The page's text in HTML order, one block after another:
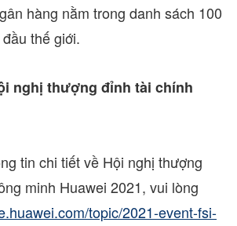
hàng nằm trong danh sách 100
thế giới.
nghị thượng đỉnh tài chính
tin chi tiết về Hội nghị thượng
minh Huawei 2021, vui lòng
topic/2021-event-fsi-